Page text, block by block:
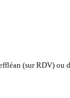
(sur RDV) ou